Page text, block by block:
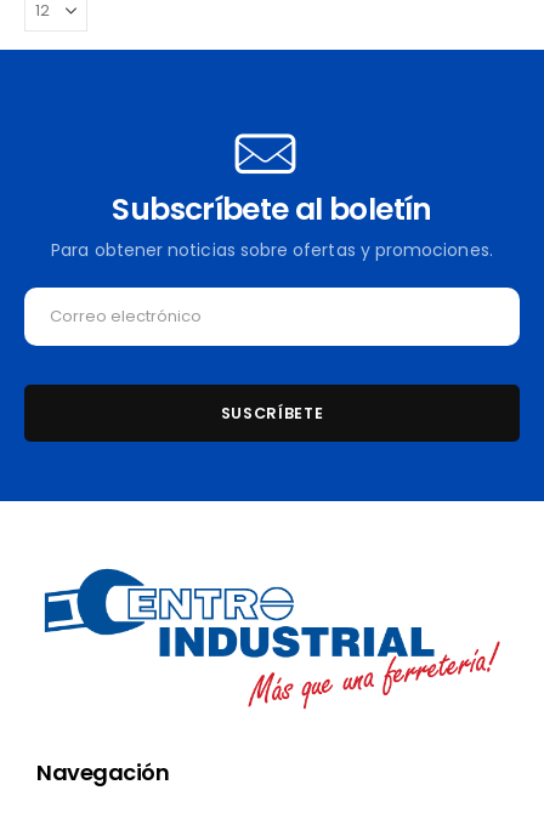
Subscríbete al boletín
Para obtener noticias sobre ofertas y promociones.
Navegación